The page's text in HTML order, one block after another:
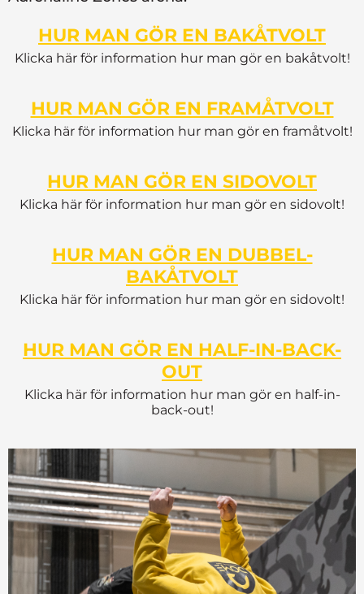
HUR MAN GÖR EN BAKÅTVOLT
Klicka här för information hur man gör en bakåtvolt!
HUR MAN GÖR EN FRAMÅTVOLT
Klicka här för information hur man gör en framåtvolt!
HUR MAN GÖR EN SIDOVOLT
Klicka här för information hur man gör en sidovolt!
HUR MAN GÖR EN DUBBEL-
BAKÅTVOLT
Klicka här för information hur man gör en sidovolt!
HUR MAN GÖR EN HALF-IN-BACK-
OUT
Klicka här för information hur man gör en half-in-
back-out!